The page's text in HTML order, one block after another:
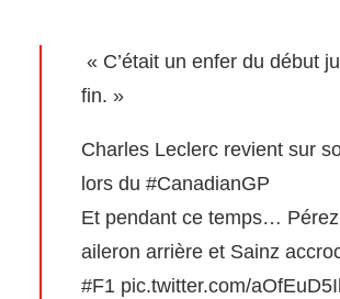
« C’était un enfer du début
fin. »
Charles Leclerc revient sur
lors du #CanadianGP
Et pendant ce temps…
aileron arrière et Sainz
#F1 pic.twitter.com/